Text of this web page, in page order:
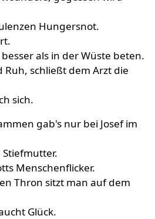
Hungersnot.
als in der Wüste beten.
schließt dem Arzt die
sich.
gab's nur bei Josef im
Menschenflicker.
Thron sitzt man auf dem
Glück.